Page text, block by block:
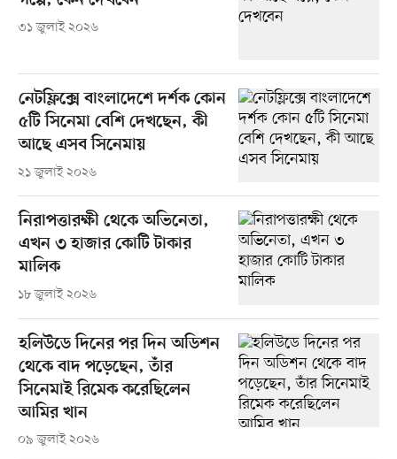
৩১ জুলাই ২০২৬
নেটফ্লিক্সে বাংলাদেশে দর্শক কোন
৫টি সিনেমা বেশি দেখছেন, কী
আছে এসব সিনেমায়
২১ জুলাই ২০২৬
নিরাপত্তারক্ষী থেকে অভিনেতা,
এখন ৩ হাজার কোটি টাকার
মালিক
১৮ জুলাই ২০২৬
হলিউডে দিনের পর দিন অডিশন
থেকে বাদ পড়েছেন, তাঁর
সিনেমাই রিমেক করেছিলেন
আমির খান
০৯ জুলাই ২০২৬